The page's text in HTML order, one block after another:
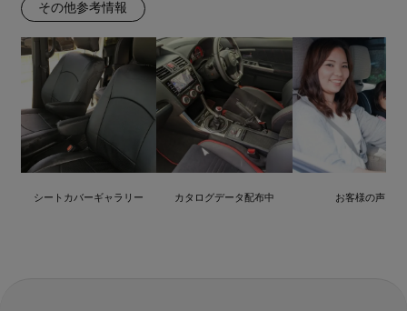
その他参考情報
シートカバーギャラリー カタログデータ配布中 お客様の声